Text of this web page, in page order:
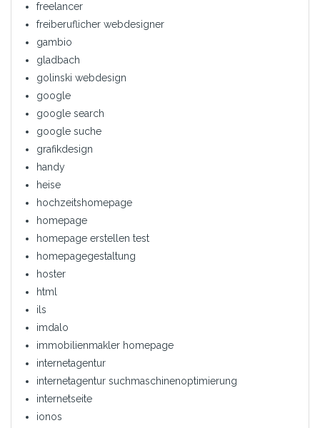
freelancer
freiberuflicher webdesigner
gambio
gladbach
golinski webdesign
google
google search
google suche
grafikdesign
handy
heise
hochzeitshomepage
homepage
homepage erstellen test
homepagegestaltung
hoster
html
ils
imdalo
immobilienmakler homepage
internetagentur
internetagentur suchmaschinenoptimierung
internetseite
ionos